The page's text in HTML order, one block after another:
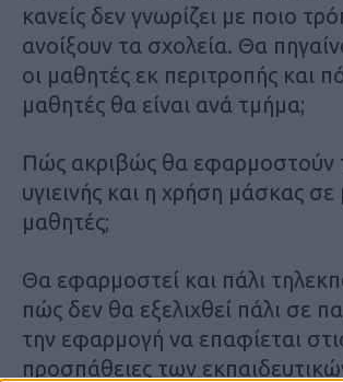
κανείς δεν γνωρίζει με ποιο
ανοίξουν τα σχολεία. Θα
οι μαθητές εκ περιτροπής και
μαθητές θα είναι ανά τμήμα;
Πώς ακριβώς θα εφαρμοστούν
υγιεινής και η χρήση μάσκας σε
μαθητές;
Θα εφαρμοστεί και πάλι
πώς δεν θα εξελιχθεί πάλι σε
την εφαρμογή να επαφίεται
προσπάθειες των